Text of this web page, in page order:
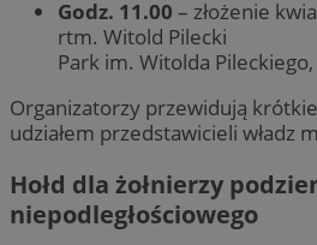
Godz. 11.00 – złożenie
rtm. Witold Pilecki
Park im. Witolda
Organizatorzy przewidują
udziałem przedstawicieli władz
Hołd dla żołnierzy
niepodległościowego